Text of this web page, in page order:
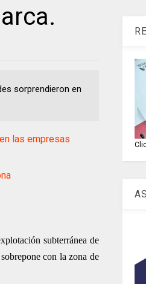
sorprendieron en
las empresas
subterránea de
con la zona de